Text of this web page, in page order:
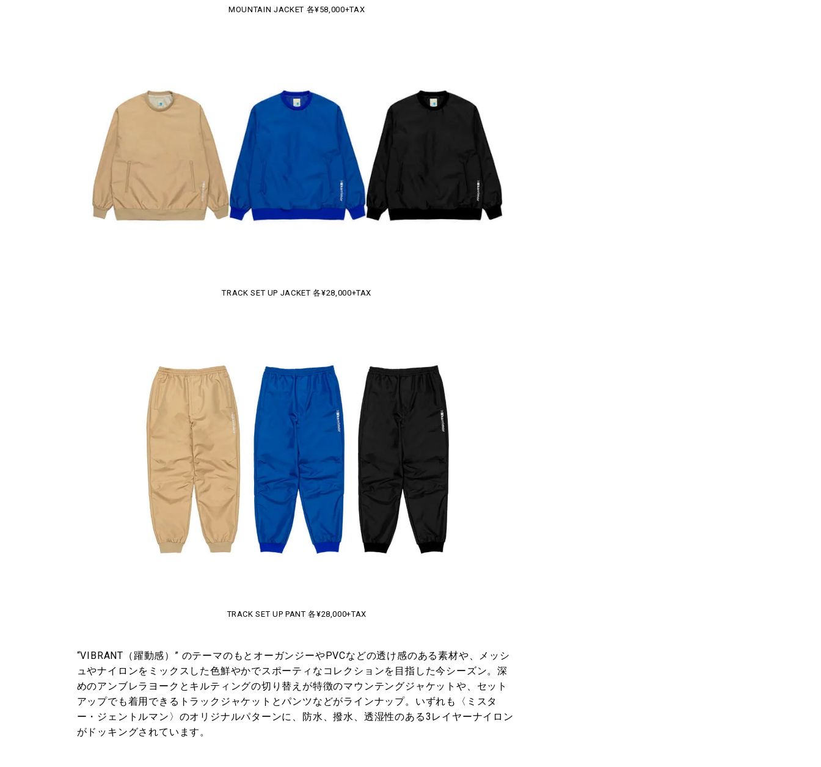
MOUNTAIN JACKET 各¥58,000+TAX
TRACK SET UP JACKET 各¥28,000+TAX
TRACK SET UP PANT 各¥28,000+TAX
“VIBRANT（躍動感）” のテーマのもとオーガンジーやPVCなどの透け感のある素材や、メッシ
ュやナイロンをミックスした色鮮やかでスポーティなコレクションを目指した今シーズン。深
めのアンブレラヨークとキルティングの切り替えが特徴のマウンテングジャケットや、セット
アップでも着用できるトラックジャケットとパンツなどがラインナップ。いずれも〈ミスタ
ー・ジェントルマン〉のオリジナルパターンに、防水、撥水、透湿性のある3レイヤーナイロン
がドッキングされています。